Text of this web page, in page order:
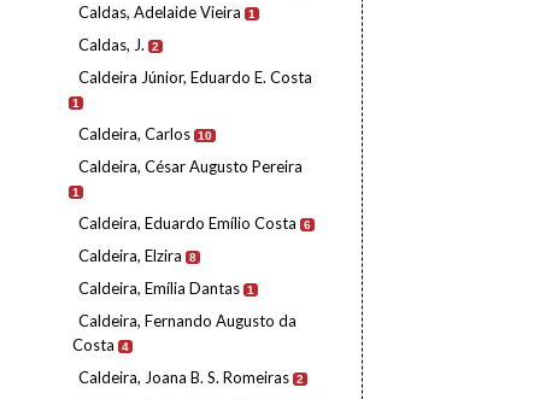
Caldas, Adelaide Vieira 1
Caldas, J. 2
Caldeira Júnior, Eduardo E. Costa
1
Caldeira, Carlos 10
Caldeira, César Augusto Pereira
1
Caldeira, Eduardo Emílio Costa 6
Caldeira, Elzira 8
Caldeira, Emília Dantas 1
Caldeira, Fernando Augusto da
Costa
4
Caldeira, Joana B. S. Romeiras 2